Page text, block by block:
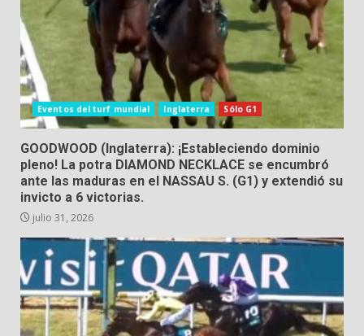
Eventos del turf mundial Inglaterra Sólo G1
GOODWOOD (Inglaterra): ¡Estableciendo dominio
pleno! La potra DIAMOND NECKLACE se encumbró
ante las maduras en el NASSAU S. (G1) y extendió su
invicto a 6 victorias.
julio 31, 2026